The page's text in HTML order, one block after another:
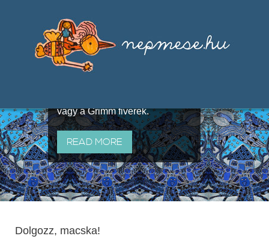
útján terjedő elbeszélésekből,
melyeket olyan ismert gyűjtők
állítottak össze, mint Benedek
vagy a Grimm fivérek.
READ MORE
Dolgozz, macska!